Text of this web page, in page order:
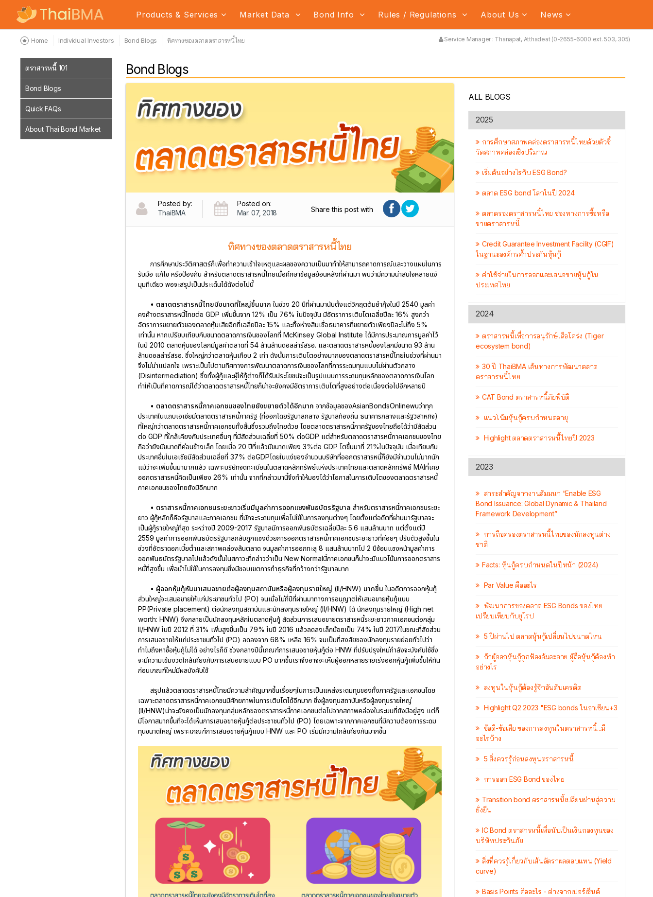
Products & Services Market Data Bond Info Rules / Regulations About Us News
Home Individual Investors Bond Blogs ทิศทางของตลาดตราสารหนี้ไทย Service Manager : Thanapat, Atthadeat (0-2655-6000 ext. 503, 305)
ตราสารหนี้ 101
Bond Blogs
Quick FAQs
About Thai Bond Market
Bond Blogs
Posted by:
ThaiBMA
Posted on:
Mar. 07, 2018
Share this post with
ทิศทางของตลาดตราสารหนี้ไทย
การศึกษาประวัติศาสตร์ก็เพื่อทำความเข้าใจเหตุและผลของความเป็นมาทำให้สามารถคาดการณ์และวางแผนในการ
รับมือ แก้ไข หรือป้องกัน สำหรับตลาดตราสารหนี้ไทยเมื่อศึกษาข้อมูลย้อนหลังที่ผ่านมา พบว่ามีความน่าสนใจหลายแง่
มุมทีเดียว พอจะสรุปเป็นประเด็นได้ดังต่อไปนี้
• ตลาดตราสารหนี้ไทยมีขนาดที่ใหญ่ขึ้นมาก ในช่วง 20 ปีที่ผ่านมานับตั้งแต่วิกฤตต้มยำกุ้งในปี 2540 มูลค่า
คงค้างตราสารหนี้ไทยต่อ GDP เพิ่มขึ้นจาก 12% เป็น 76% ในปัจจุบัน มีอัตราการเติบโตเฉลี่ยปีละ 16% สูงกว่า
อัตราการขยายตัวของตลาดหุ้นเสียอีกที่เฉลี่ยปีละ 15% และทิ้งห่างสินเชื่อธนาคารที่ขยายตัวเพียงปีละไม่ถึง 5%
เท่านั้น หากเปรียบเทียบกับขนาดตลาดการเงินของโลกที่ McKinsey Global Institute ได้มีการประมาณการมูลค่าไว้
ในปี 2010 ตลาดหุ้นของโลกมีมูลค่าตลาดที่ 54 ล้านล้านดอลล่าร์สรอ. และตลาดตราสารหนี้ของโลกมีขนาด 93 ล้าน
ล้านดอลล่าร์สรอ. ซึ่งใหญ่กว่าตลาดหุ้นเกือบ 2 เท่า ดังนั้นการเติบโตอย่างมากของตลาดตราสารหนี้ไทยในช่วงที่ผ่านมา
จึงไม่น่าแปลกใจ เพราะเป็นไปตามทิศทางการพัฒนาตลาดการเงินของโลกที่การระดมทุนแบบไม่ผ่านตัวกลาง
(Disintermediation) ซึ่งทั้งผู้กู้และผู้ให้กู้ต่างก็ได้รับประโยชน์จะเป็นรูปแบบการระดมทุนหลักของตลาดการเงินโลก
ทำให้เป็นที่คาดการณ์ได้ว่าตลาดตราสารหนี้ไทยก็น่าจะยังคงมีอัตราการเติบโตที่สูงอย่างต่อเนื่องต่อไปอีกหลายปี
• ตลาดตราสารหนี้ภาคเอกชนของไทยยังขยายตัวได้อีกมาก จากข้อมูลของAsianBondsOnlineพบว่าทุก
ประเทศในแถบเอเชียมีตลาดตราสารหนี้ภาครัฐ (ที่ออกโดยรัฐบาลกลาง รัฐบาลท้องถิ่น ธนาคารกลางและรัฐวิสาหกิจ)
ที่ใหญ่กว่าตลาดตราสารหนี้ภาคเอกชนทั้งสิ้นซึ่งรวมถึงไทยด้วย โดยตลาดตราสารหนี้ภาครัฐของไทยถือได้ว่ามีสัดส่วน
ต่อ GDP ที่ใกล้เคียงกับประเทศอื่นๆ ที่มีสัดส่วนเฉลี่ยที่ 50% ต่อGDP แต่สำหรับตลาดตราสารหนี้ภาคเอกชนของไทย
ถือว่ายังมีขนาดที่ค่อนข้างเล็ก โดยเมื่อ 20 ปีที่แล้วมีขนาดเพียง 3%ต่อ GDP โตขึ้นมาที่ 21%ในปัจจุบัน เมื่อเทียบกับ
ประเทศอื่นในเอเชียมีสัดส่วนเฉลี่ยที่ 37% ต่อGDPโดยในแง่ของจำนวนบริษัทที่ออกตราสารหนี้ก็ยังมีจำนวนไม่มากนัก
แม้ว่าจะเพิ่มขึ้นมามากแล้ว เฉพาะบริษัทจดทะเบียนในตลาดหลักทรัพย์แห่งประเทศไทยและตลาดหลักทรัพย์ MAIที่เคย
ออกตราสารหนี้คิดเป็นเพียง 26% เท่านั้น จากที่กล่าวมานี้จึงทำให้มองได้ว่าโอกาสในการเติบโตของตลาดตราสารหนี้
ภาคเอกชนของไทยยังมีอีกมาก
• ตราสารหนี้ภาคเอกชนระยะยาวเริ่มมีมูลค่าการออกแซงพันธบัตรรัฐบาล สำหรับตราสารหนี้ภาคเอกชนระยะ
ยาว ผู้กู้หลักก็คือรัฐบาลและภาคเอกชน ที่มักจะระดมทุนเพื่อไปใช้ในการลงทุนต่างๆ โดยตั้งแต่อดีตที่ผ่านมารัฐบาลจะ
เป็นผู้กู้รายใหญ่ที่สุด ระหว่างปี 2009-2017 รัฐบาลมีการออกพันธบัตรเฉลี่ยปีละ 5.6 แสนล้านบาท แต่ตั้งแต่ปี
2559 มูลค่าการออกพันธบัตรรัฐบาลกลับถูกแซงด้วยการออกตราสารหนี้ภาคเอกชนระยะยาวที่ค่อยๆ ปรับตัวสูงขึ้นใน
ช่วงที่อัตราดอกเบี้ยต่ำและสภาพคล่องล้นตลาด จนมูลค่าการออกทะลุ 8 แสนล้านบาทไป 2 ปีซ้อนแซงหน้ามูลค่าการ
ออกพันธบัตรรัฐบาลไปแล้วดังนั้นในสภาวะที่กล่าวว่าเป็น New Normalนี้ภาคเอกชนก็น่าจะมีแนวโน้มการออกตราสาร
หนี้ที่สูงขึ้น เพื่อนำไปใช้ในการลงทุนซึ่งมีขอบเขตการทำธุรกิจที่กว้างกว่ารัฐบาลมาก
• ผู้ออกหุ้นกู้หันมาเสนอขายต่อผู้ลงทุนสถาบันหรือผู้ลงทุนรายใหญ่ (II/HNW) มากขึ้น ในอดีตการออกหุ้นกู้
ส่วนใหญ่จะเสนอขายให้แก่ประชาชนทั่วไป (PO) จนเมื่อไม่กี่ปีที่ผ่านมาทางการอนุญาตให้เสนอขายหุ้นกู้แบบ
PP(Private placement) ต่อนักลงทุนสถาบันและนักลงทุนรายใหญ่ (II/HNW) ได้ นักลงทุนรายใหญ่ (High net
worth: HNW) จึงกลายเป็นนักลงทุนหลักในตลาดหุ้นกู้ สัดส่วนการเสนอขายตราสารหนี้ระยะยาวภาคเอกชนต่อกลุ่ม
II/HNW ในปี 2012 ที่ 31% เพิ่มสูงขึ้นเป็น 79% ในปี 2016 แล้วลดลงเล็กน้อยเป็น 74% ในปี 2017ในขณะที่สัดส่วน
การเสนอขายให้แก่ประชาชนทั่วไป (PO) ลดลงจาก 68% เหลือ 16% จนเป็นที่สงสัยของนักลงทุนรายย่อยทั่วไปว่า
ทำไมถึงหาซื้อหุ้นกู้ไม่ได้ อย่างไรก็ดี ช่วงกลางปีนี้เกณฑ์การเสนอขายหุ้นกู้ต่อ HNW ที่ปรับปรุงใหม่กำลังจะบังคับใช้ซึ่ง
จะมีความเข้มงวดใกล้เคียงกับการเสนอขายแบบ PO มากขึ้นเราจึงอาจจะเห็นผู้ออกหลายรายเร่งออกหุ้นกู้เพิ่มขึ้นให้ทัน
ก่อนเกณฑ์ใหม่มีผลบังคับใช้
สรุปแล้วตลาดตราสารหนี้ไทยมีความสำคัญมากขึ้นเรื่อยๆในการเป็นแหล่งระดมทุนของทั้งภาครัฐและเอกชนโดย
เฉพาะตลาดตราสารหนี้ภาคเอกชนมีศักยภาพในการเติบโตได้อีกมาก ซึ่งผู้ลงทุนสถาบันหรือผู้ลงทุนรายใหญ่
(II/HNW)น่าจะยังคงเป็นนักลงทุนกลุ่มหลักของตราสารหนี้ภาคเอกชนต่อไปจากสภาพคล่องในระบบที่ยังมีอยู่สูง แต่ก็
มีโอกาสมากขึ้นที่จะได้เห็นการเสนอขายหุ้นกู้ต่อประชาชนทั่วไป (PO) โดยเฉพาะจากภาคเอกชนที่มีความต้องการระดม
ทุนขนาดใหญ่ เพราะเกณฑ์การเสนอขายหุ้นกู้แบบ HNW และ PO เริ่มมีความใกล้เคียงกันมากขึ้น
ALL BLOGS
2025
การศึกษาสภาพคล่องตราสารหนี้ไทยด้วยตัวชี้
วัดสภาพคล่องเชิงปริมาณ
เริ่มต้นอย่างไรกับ ESG Bond?
ตลาด ESG bond โลกในปี 2024
ตลาดรองตราสารหนี้ไทย ช่องทางการซื้อหรือ
ขายตราสารหนี้
Credit Guarantee Investment Facility (CGIF)
ในฐานะองค์กรค้ำประกันหุ้นกู้
ค่าใช้จ่ายในการออกและเสนอขายหุ้นกู้ใน
ประเทศไทย
2024
ตราสารหนี้เพื่อการอนุรักษ์เสือโคร่ง (Tiger
ecosystem bond)
30 ปี ThaiBMA เส้นทางการพัฒนาตลาด
ตราสารหนี้ไทย
CAT Bond ตราสารหนี้ภัยพิบัติ
แนวโน้มหุ้นกู้ครบกำหนดอายุ
Highlight ตลาดตราสารหนี้ไทยปี 2023
2023
สาระสำคัญจากงานสัมมนา “Enable ESG
Bond Issuance: Global Dynamic & Thailand
Framework Development”
การถือครองตราสารหนี้ไทยของนักลงทุนต่าง
ชาติ
Facts: หุ้นกู้ครบกำหนดในปีหน้า (2024)
Par Value คืออะไร
พัฒนาการของตลาด ESG Bonds ของไทย
เปรียบเทียบกับยุโรป
5 ปีผ่านไป ตลาดหุ้นกู้เปลี่ยนไปขนาดไหน
ถ้าผู้ออกหุ้นกู้ถูกฟ้องล้มละลาย ผู้ถือหุ้นกู้ต้องทำ
อย่างไร
ลงทุนในหุ้นกู้ต้องรู้จักอันดับเครดิต
Highlight Q2 2023 "ESG bonds ในอาเซียน+3
ข้อดี-ข้อเสีย ของการลงทุนในตราสารหนี้...มี
อะไรบ้าง
5 สิ่งควรรู้ก่อนลงทุนตราสารหนี้
การออก ESG Bond ของไทย
Transition bond ตราสารหนี้เปลี่ยนผ่านสู่ความ
ยั่งยืน
IC Bond ตราสารหนี้เพื่อนับเป็นเงินกองทุนของ
บริษัทประกันภัย
สิ่งที่ควรรู้เกี่ยวกับเส้นอัตราผลตอบแทน (Yield
curve)
Basis Points คืออะไร - ต่างจากเปอร์เซ็นต์